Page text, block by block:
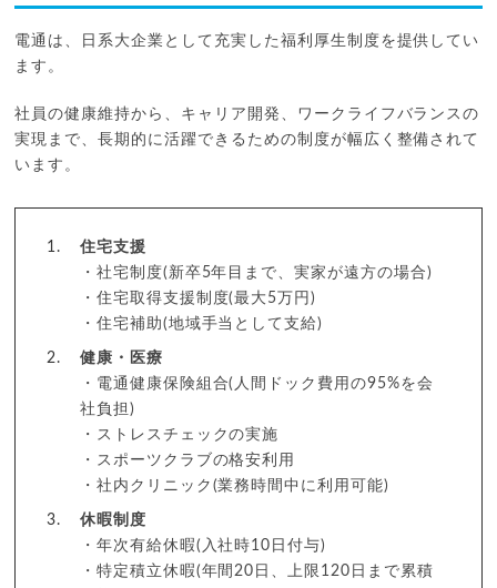
電通は、日系大企業として充実した福利厚生制度を提供してい
ます。
社員の健康維持から、キャリア開発、ワークライフバランスの
実現まで、長期的に活躍できるための制度が幅広く整備されて
います。
住宅支援
・社宅制度(新卒5年目まで、実家が遠方の場合)
・住宅取得支援制度(最大5万円)
・住宅補助(地域手当として支給)
健康・医療
・電通健康保険組合(人間ドック費用の95%を会
社負担)
・ストレスチェックの実施
・スポーツクラブの格安利用
・社内クリニック(業務時間中に利用可能)
休暇制度
・年次有給休暇(入社時10日付与)
・特定積立休暇(年間20日、上限120日まで累積